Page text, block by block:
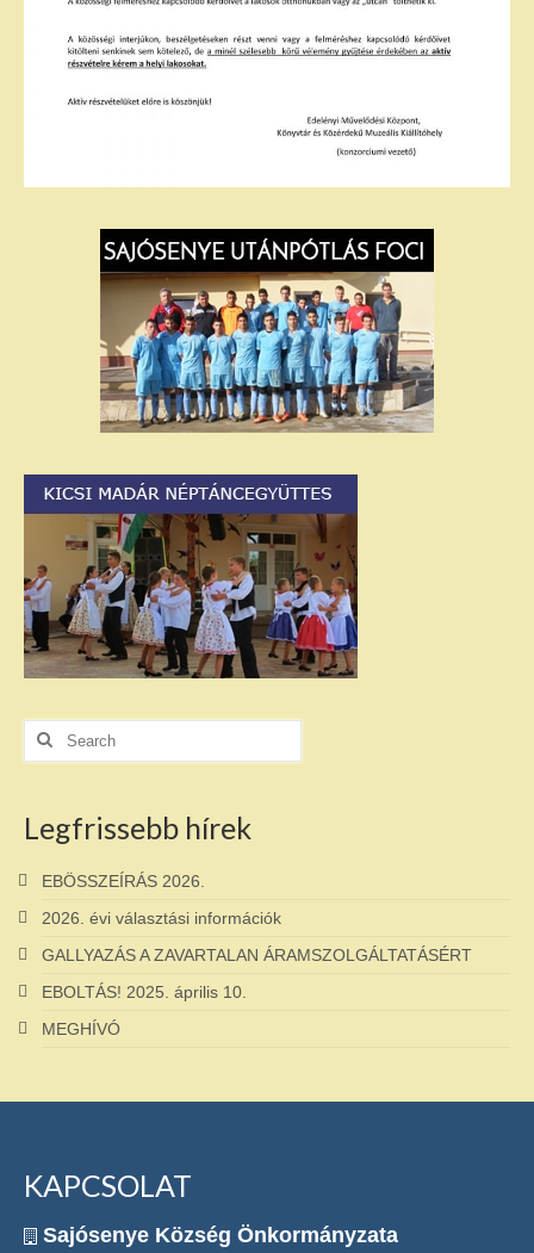
Search
Legfrissebb hírek
EBÖSSZEÍRÁS 2026.
2026. évi választási információk
GALLYAZÁS A ZAVARTALAN ÁRAMSZOLGÁLTATÁSÉRT
EBOLTÁS! 2025. április 10.
MEGHÍVÓ
KAPCSOLAT
Sajósenye Község Önkormányzata